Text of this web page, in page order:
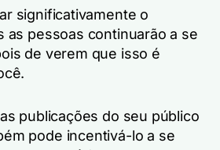
significativamente o
as pessoas continuarão a se
de verem que isso é
publicações do seu público
pode incentivá-lo a se